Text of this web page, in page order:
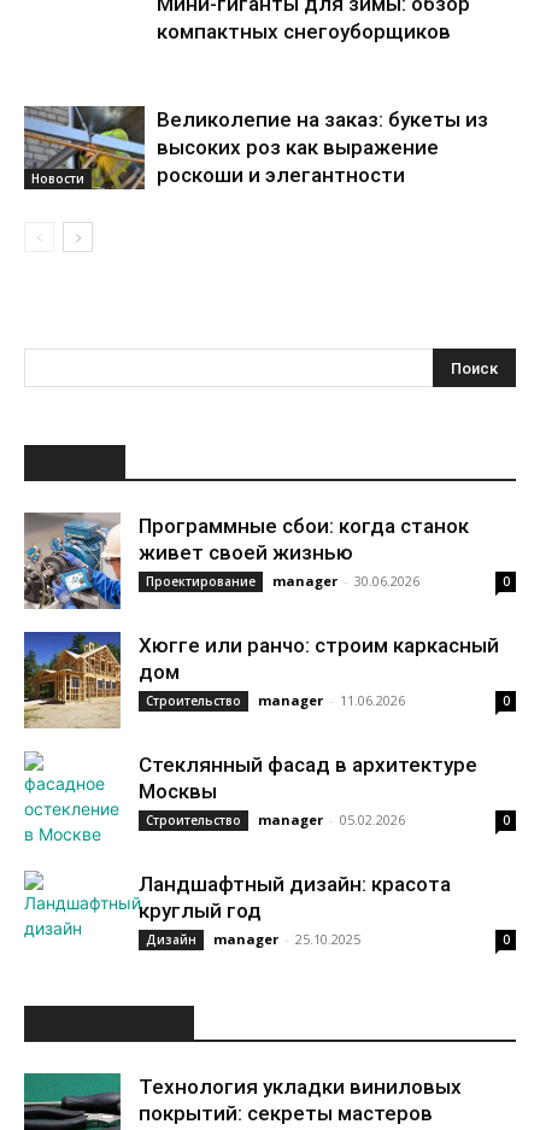
компактных снегоуборщиков
Новости
Великолепие на заказ: букеты из
высоких роз как выражение
роскоши и элегантности
Программные сбои: когда станок
живет своей жизнью
Проектирование manager - 30.06.2026 0
Хюгге или ранчо: строим каркасный
дом
Строительство manager - 11.06.2026 0
Стеклянный фасад в архитектуре
Москвы
Строительство manager - 05.02.2026 0
Ландшафтный дизайн: красота
круглый год
Дизайн manager - 25.10.2025 0
Технология укладки виниловых
покрытий: секреты мастеров